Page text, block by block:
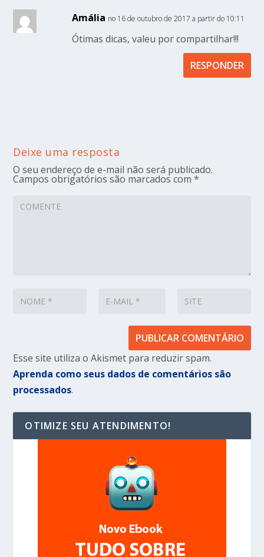
Amália no 16 de outubro de 2017 a partir do 10:11
Ótimas dicas, valeu por compartilhar!!!
RESPONDER
Deixe uma resposta
O seu endereço de e-mail não será publicado.
Campos obrigatórios são marcados com*
Esse site utiliza o Akismet para reduzir spam.
Aprenda como seus dados de comentários são
processados.
OTIMIZE SEU ATENDIMENTO!